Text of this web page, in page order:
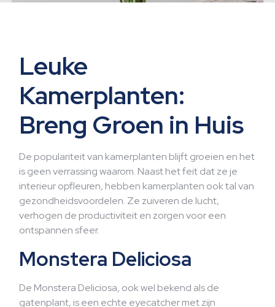
Leuke
Kamerplanten:
Breng Groen in Huis
De populariteit van kamerplanten blijft groeien en het
is geen verrassing waarom. Naast het feit dat ze je
interieur opfleuren, hebben kamerplanten ook tal van
gezondheidsvoordelen. Ze zuiveren de lucht,
verhogen de productiviteit en zorgen voor een
ontspannen sfeer.
Monstera Deliciosa
De Monstera Deliciosa, ook wel bekend als de
gatenplant, is een echte eyecatcher met zijn